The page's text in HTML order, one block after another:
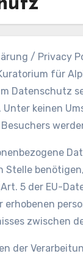
/ Privacy
für
Datenschutz
keinen
Stelle
5 der EU-
erhobenen
zwischen
der